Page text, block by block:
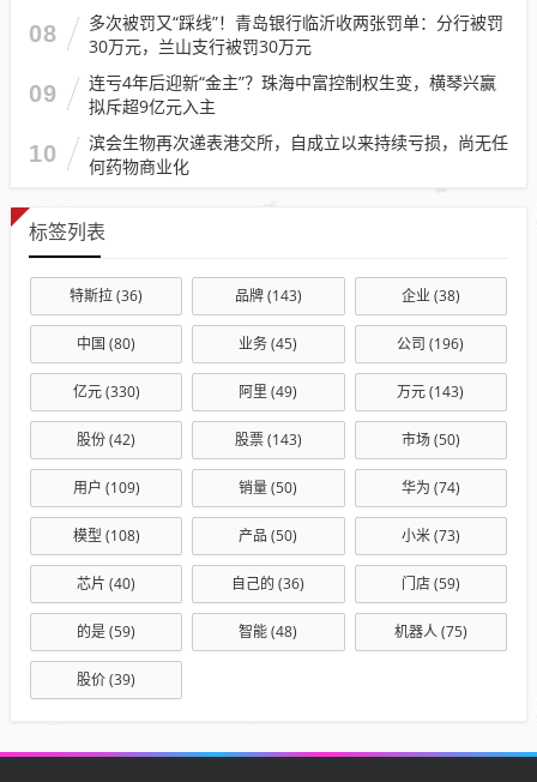
08
多次被罚又“踩线”！青岛银行临沂收两张罚单：分行被罚
30万元，兰山支行被罚30万元
09
连亏4年后迎新“金主”？珠海中富控制权生变，横琴兴赢
拟斥超9亿元入主
10
滨会生物再次递表港交所，自成立以来持续亏损，尚无任
何药物商业化
标签列表
特斯拉(36) 品牌(143) 企业(38)
中国 (80) 业务(45) 公司 (196)
亿元(330) 阿里 (49) 万元(143)
股份(42) 股票(143) 市场(50)
用户 (109) 销量(50) 华为 (74)
模型 (108) 产品 (50) 小米(73)
芯片 (40) 自己的 (36) 门店(59)
的是(59) 智能(48) 机器人(75)
股价(39)